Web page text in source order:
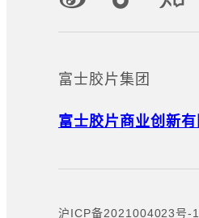
富士胶片集团
富士胶片商业创新有
沪ICP备2021004023号-1